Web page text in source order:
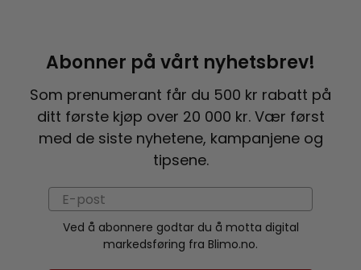
Abonner på vårt nyhetsbrev!
Som prenumerant får du 500 kr rabatt på
ditt første kjøp over 20 000 kr. Vær først
med de siste nyhetene, kampanjene og
tipsene.
Ved å abonnere godtar du å motta digital
markedsføring fra Blimo.no.